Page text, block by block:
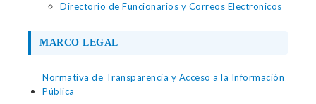
Directorio de Funcionarios y Correos Electronicos
MARCO LEGAL
Normativa de Transparencia y Acceso a la Información
Pública